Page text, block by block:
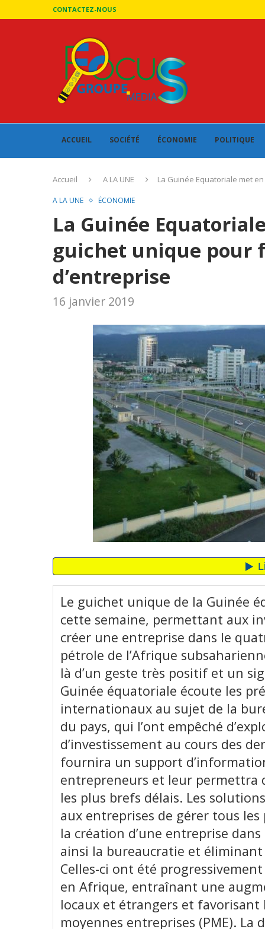
CONTACTEZ-NOUS
ACCUEIL SOCIÉTÉ ÉCONOMIE POLITIQUE
Accueil A LA UNE La Guinée Equatoriale met
A LA UNE ÉCONOMIE
La Guinée
guichet unique pour
d’entreprise
16 janvier 2019
Le guichet unique de la Guinée
cette semaine, permettant aux
créer une entreprise dans le
pétrole de l’Afrique
là d’un geste très positif et un
Guinée équatoriale écoute les
internationaux au sujet de la
du pays, qui l’ont empêché
d’investissement au cours des
fournira un support
entrepreneurs et leur permettra
les plus brefs délais. Les
aux entreprises de gérer tous les
la création d’une entreprise
ainsi la bureaucratie et
Celles-ci ont été
en Afrique, entraînant une
locaux et étrangers et favorisant
moyennes entreprises (PME). La